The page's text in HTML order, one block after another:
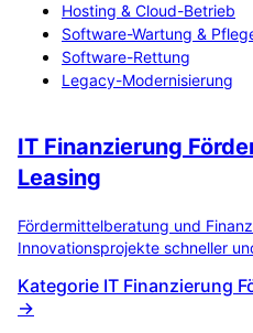
Hosting & Cloud-Betrieb
Software-Wartung &
Software-Rettung
Legacy-Modernisierung
IT Finanzierung
Leasing
Fördermittelberatung und
Innovationsprojekte schneller
Kategorie IT Finanzierung
→